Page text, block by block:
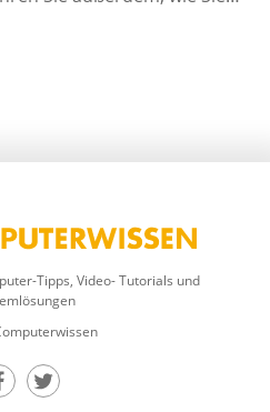
Tipps, Video- Tutorials und
auf Facebook
Teilen auf Twitter